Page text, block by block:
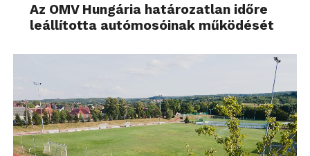
Az OMV Hungária határozatlan időre
leállította autómosóinak működését